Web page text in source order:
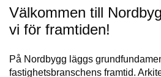
Välkommen till
vi för framtiden!
På Nordbygg läggs
fastighetsbranschens framtid.